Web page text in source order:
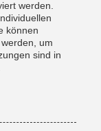
werden.
können
um
sind in